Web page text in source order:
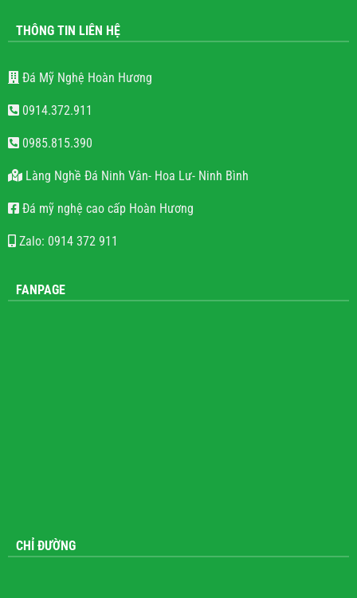
THÔNG TIN LIÊN HỆ
Đá Mỹ Nghệ Hoàn Hương
0914.372.911
0985.815.390
Làng Nghề Đá Ninh Vân- Hoa Lư- Ninh Bình
Đá mỹ nghệ cao cấp Hoàn Hương
Zalo: 0914 372 911
FANPAGE
CHỈ ĐƯỜNG